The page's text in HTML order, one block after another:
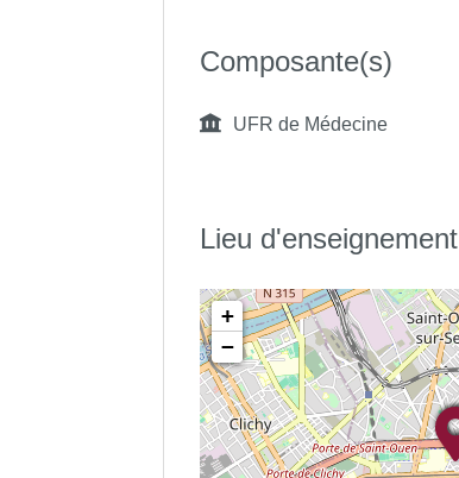
Composante(s)
UFR de Médecine
Lieu d'enseignement
+
−